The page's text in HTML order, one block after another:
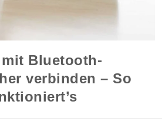
Bluetooth-
verbinden – So